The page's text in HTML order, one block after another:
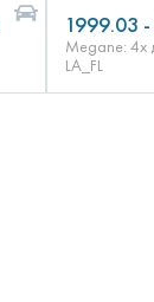
1999.03
Megane: 4х
LA_FL